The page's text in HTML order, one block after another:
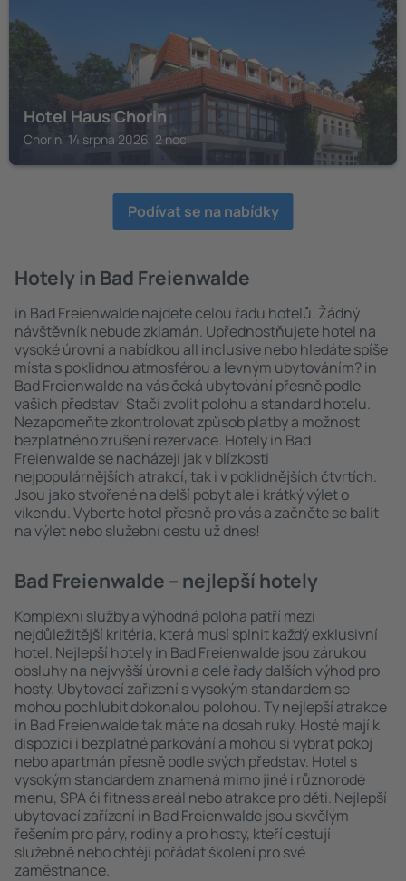
Hotel Haus Chorin
Chorin, 14 srpna 2026, 2 noci
Podívat se na nabídky
Hotely in Bad Freienwalde
in Bad Freienwalde najdete celou řadu hotelů. Žádný
návštěvník nebude zklamán. Upřednostňujete hotel na
vysoké úrovni a nabídkou all inclusive nebo hledáte spíše
místa s poklidnou atmosférou a levným ubytováním? in
Bad Freienwalde na vás čeká ubytování přesně podle
vašich představ! Stačí zvolit polohu a standard hotelu.
Nezapomeňte zkontrolovat způsob platby a možnost
bezplatného zrušení rezervace. Hotely in Bad
Freienwalde se nacházejí jak v blízkosti
nejpopulárnějších atrakcí, tak i v poklidnějších čtvrtích.
Jsou jako stvořené na delší pobyt ale i krátký výlet o
víkendu. Vyberte hotel přesně pro vás a začněte se balit
na výlet nebo služební cestu už dnes!
Bad Freienwalde – nejlepší hotely
Komplexní služby a výhodná poloha patří mezi
nejdůležitější kritéria, která musí splnit každý exklusivní
hotel. Nejlepší hotely in Bad Freienwalde jsou zárukou
obsluhy na nejvyšší úrovni a celé řady dalších výhod pro
hosty. Ubytovací zařízení s vysokým standardem se
mohou pochlubit dokonalou polohou. Ty nejlepší atrakce
in Bad Freienwalde tak máte na dosah ruky. Hosté mají k
dispozici i bezplatné parkování a mohou si vybrat pokoj
nebo apartmán přesně podle svých představ. Hotel s
vysokým standardem znamená mimo jiné i různorodé
menu, SPA či fitness areál nebo atrakce pro děti. Nejlepší
ubytovací zařízení in Bad Freienwalde jsou skvělým
řešením pro páry, rodiny a pro hosty, kteří cestují
služebně nebo chtějí pořádat školení pro své
zaměstnance.